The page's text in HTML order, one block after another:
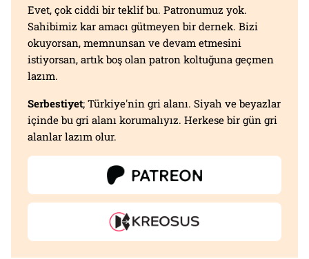
Evet, çok ciddi bir teklif bu. Patronumuz yok.
Sahibimiz kar amacı gütmeyen bir dernek. Bizi
okuyorsan, memnunsan ve devam etmesini
istiyorsan, artık boş olan patron koltuğuna geçmen
lazım.
Serbestiyet; Türkiye'nin gri alanı. Siyah ve beyazlar
içinde bu gri alanı korumalıyız. Herkese bir gün gri
alanlar lazım olur.